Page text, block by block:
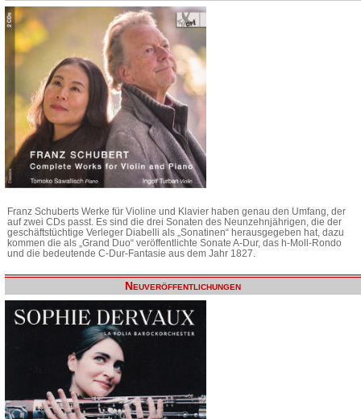
Franz Schuberts Werke für Violine und Klavier haben genau den Umfang, der
auf zwei CDs passt. Es sind die drei Sonaten des Neunzehnjährigen, die der
geschäftstüchtige Verleger Diabelli als „Sonatinen“ herausgegeben hat, dazu
kommen die als „Grand Duo“ veröffentlichte Sonate A-Dur, das h-Moll-Rondo
und die bedeutende C-Dur-Fantasie aus dem Jahr 1827.
Neuveröffentlichungen